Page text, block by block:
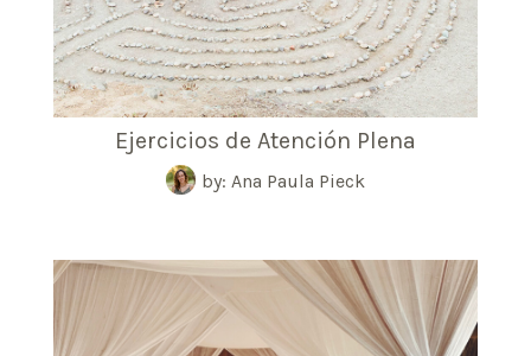
Ejercicios de Atención Plena
by: Ana Paula Pieck